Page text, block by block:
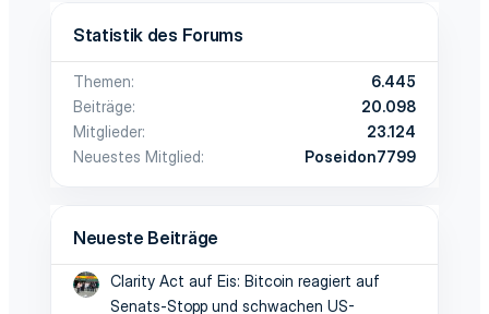
Statistik des Forums
Themen
6.445
Beiträge
20.098
Mitglieder
23.124
Neuestes Mitglied
Poseidon7799
Neueste Beiträge
Clarity Act auf Eis: Bitcoin reagiert auf
Senats-Stopp und schwachen US-